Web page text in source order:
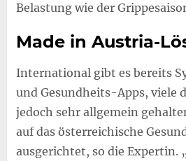
Belastung wie der
Made in Austria-
International gibt es bereits
und Gesundheits-Apps, viele
jedoch sehr allgemein
auf das österreichische
ausgerichtet, so die Expertin.